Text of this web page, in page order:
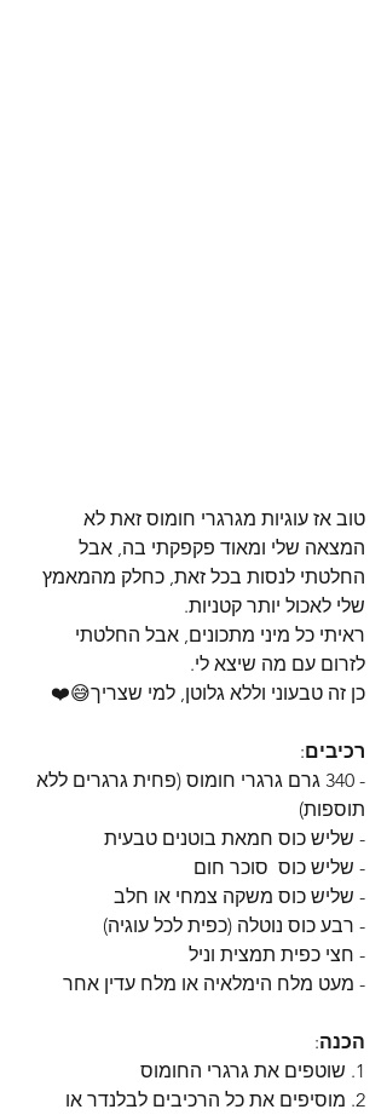
טוב אז עוגיות מגרגרי חומוס זאת לא
המצאה שלי ומאוד פקפקתי בה, אבל
החלטתי לנסות בכל זאת, כחלק מהמאמץ
שלי לאכול יותר קטניות.
ראיתי כל מיני מתכונים, אבל החלטתי
לזרום עם מה שיצא לי.
כן זה טבעוני וללא גלוטן, למי שצריך😅❤️
רכיבים:
- 340 גרם גרגרי חומוס (פחית גרגרים ללא
תוספות)
- שליש כוס חמאת בוטנים טבעית
- שליש כוס  סוכר חום
- שליש כוס משקה צמחי או חלב
- רבע כוס נוטלה (כפית לכל עוגיה)
- חצי כפית תמצית וניל
- מעט מלח הימלאיה או מלח עדין אחר
הכנה:
1. שוטפים את גרגרי החומוס
2. מוסיפים את כל הרכיבים לבלנדר או